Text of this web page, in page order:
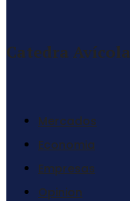
Catedra Avícola
Mercados
Economia
Empresas
Opinion